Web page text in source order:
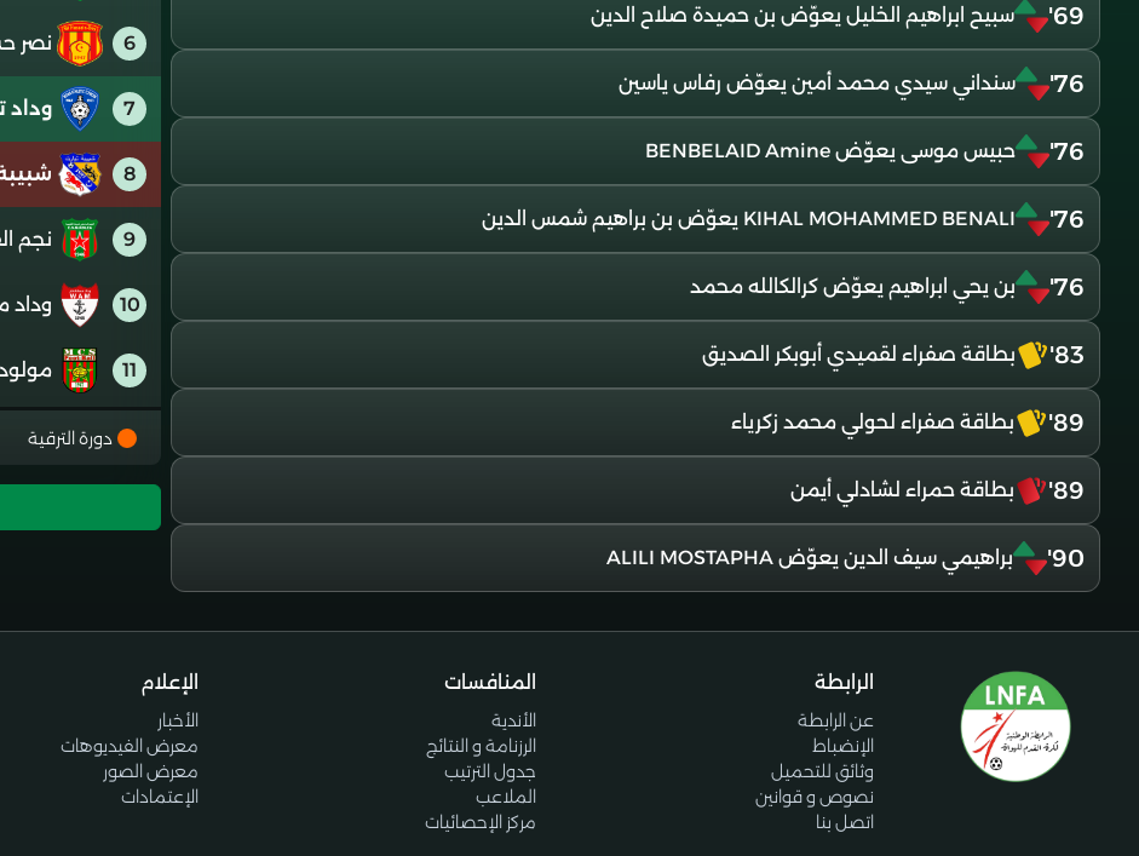
69' سبيح ابراهيم الخليل يعوّض بن حميدة صلاح الدين
76' سنداني سيدي محمد أمين يعوّض رفاس ياسين
76' حبيس موسى يعوّض BENBELAID Amine
76' KIHAL MOHAMMED BENALI يعوّض بن براهيم شمس الدين
76' بن يحي ابراهيم يعوّض كرالكالله محمد
83' بطاقة صفراء لقميدي أبوبكر الصديق
89' بطاقة صفراء لحولي محمد زكرياء
89' بطاقة حمراء لشادلي أيمن
90' براهيمي سيف الدين يعوّض ALILI MOSTAPHA
6 نصر
7 وداد
8
9 نجم
10 وداد
11
12 غالي
15 شباب
دورة الترقية
الرابطة
عن الرابطة
الإنضباط
وثائق للتحميل
نصوص و قوانين
اتصل بنا
المنافسات
الأندية
الرزنامة و النتائج
جدول الترتيب
الملاعب
مركز الإحصائيات
الإعلام
الأخبار
معرض الفيديوهات
معرض الصور
الإعتمادات